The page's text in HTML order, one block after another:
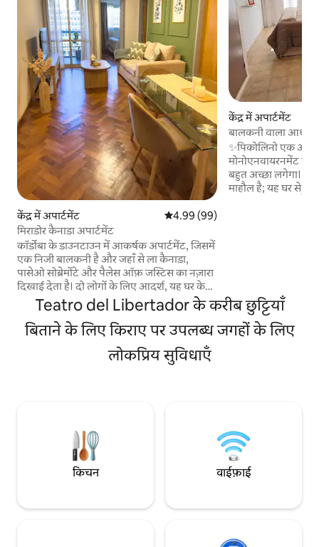
केंद्र में अपार्टमेंट औसत रेटिंग 5 में से 4.99, 99 समीक्षाएँ
4.99 (99)
मिराडोर कैनाडा अपार्टमेंट
कॉर्डोबा के डाउनटाउन में आकर्षक अपार्टमेंट, जिसमें
एक निजी बालकनी है और जहाँ से ला कैनाडा,
पासेओ सोब्रेमोंटे और पैलेस ऑफ़ जस्टिस का नज़ारा
दिखाई देता है। दो लोगों के लिए आदर्श, यह घर के
आराम को एक गर्म और रोशन माहौल के आकर्षण के
साथ जोड़ता है। आस-पास बार, कॉफ़ी शॉप, रेस्टोरेंट,
शॉपिंग सेंटर, स्वास्थ्य केंद्र हैं और सार्वजनिक
परिवहन की सुविधा भी उपलब्ध है; ये सभी पैदल दूरी
हीटिंग - लिविंग रूम और बेडरूम में टीवी - क्वालिटी
केंद्र में अपार्टमेंट
बालकनी वाला
✨पिकोलिनो एक
मोनोएनवायरनमेंट
बहुत अच्छा लगेगा।
माहौल है; यह घर से दूर
Teatro del Libertador के करीब छुट्टियाँ
बिताने के लिए किराए पर उपलब्ध जगहों के लिए
लोकप्रिय सुविधाएँ
किचन वाईफ़ाई